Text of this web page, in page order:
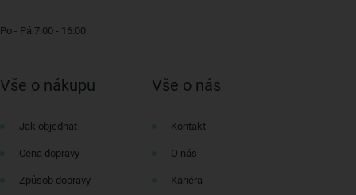
Po - Pá 7:00 - 16:00
Vše o nákupu
Jak objednat
Cena dopravy
Způsob dopravy
Vše o nás
Kontakt
O nás
Kariéra